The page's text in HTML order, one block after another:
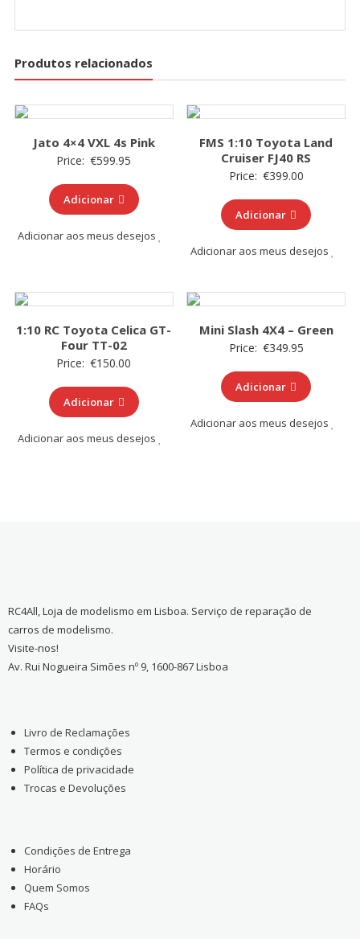
Produtos relacionados
Jato 4×4 VXL 4s Pink
Price: €599.95
Adicionar
Adicionar aos meus desejos
FMS 1:10 Toyota Land
Cruiser FJ40 RS
Price: €399.00
Adicionar
Adicionar aos meus desejos
1:10 RC Toyota Celica GT-
Four TT-02
Price: €150.00
Adicionar
Adicionar aos meus desejos
Mini Slash 4X4 – Green
Price: €349.95
Adicionar
Adicionar aos meus desejos
RC4All, Loja de modelismo em Lisboa. Serviço de reparação de
carros de modelismo.
Visite-nos!
Av. Rui Nogueira Simões nº 9, 1600-867 Lisboa
Livro de Reclamações
Termos e condições
Política de privacidade
Trocas e Devoluções
Condições de Entrega
Horário
Quem Somos
FAQs